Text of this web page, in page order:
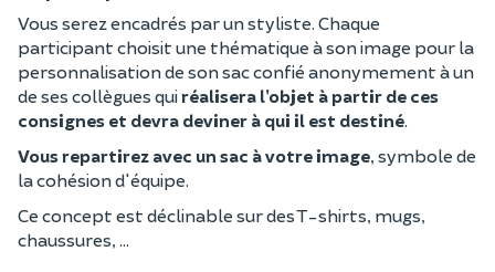
Vous serez encadrés par un styliste. Chaque
participant choisit une thématique à son image pour la
personnalisation de son sac confié anonymement à un
de ses collègues quiréalisera l’objet à partir de ces
consignes et devra deviner à qui il est destiné.
Vous repartirez avec un sac à votre image, symbole de
la cohésion d'équipe.
Ce concept est déclinable sur des T-shirts, mugs,
chaussures, ...